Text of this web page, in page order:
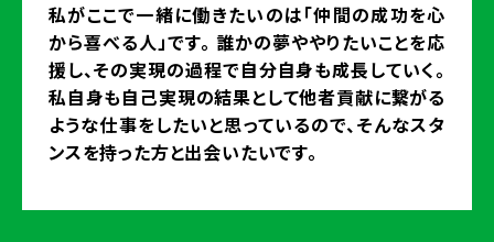
私がここで一緒に働きたいのは「仲間の成功を心
から喜べる人」です。 誰かの夢ややりたいことを応
援し、その実現の過程で自分自身も成長していく。
私自身も自己実現の結果として他者貢献に繋がる
ような仕事をしたいと思っているので、そんなスタ
ンスを持った方と出会いたいです。